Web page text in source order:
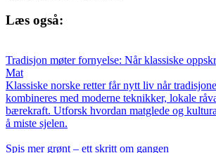
Læs også:
Tradisjon møter fornyelse: Når klassiske
Mat
Klassiske norske retter får nytt liv når
kombineres med moderne teknikker, lokale
bærekraft. Utforsk hvordan matglede og
å miste sjelen.
Spis mer grønt – ett skritt om gangen